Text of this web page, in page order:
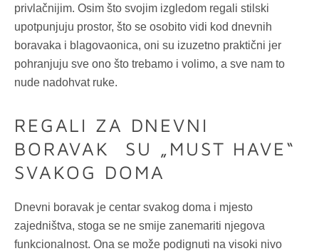
privlačnijim. Osim što svojim izgledom regali stilski
upotpunjuju prostor, što se osobito vidi kod dnevnih
boravaka i blagovaonica, oni su izuzetno praktični jer
pohranjuju sve ono što trebamo i volimo, a sve nam to
nude nadohvat ruke.
REGALI ZA DNEVNI
BORAVAK SU „MUST HAVE“
SVAKOG DOMA
Dnevni boravak je centar svakog doma i mjesto
zajedništva, stoga se ne smije zanemariti njegova
funkcionalnost. Ona se može podignuti na visoki nivo